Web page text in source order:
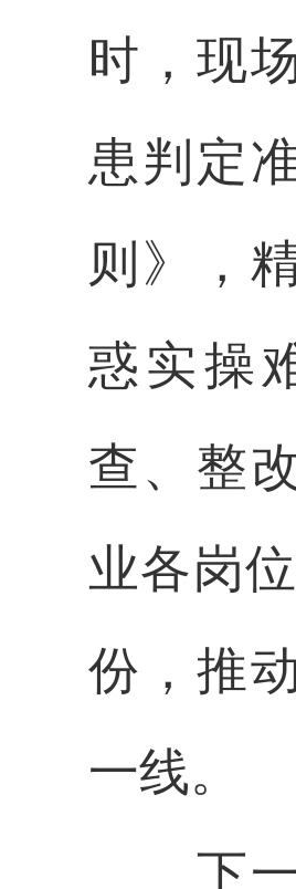
时，现
患判定
则》，
惑实操
查、整
业各岗
份，推
一线。
下一